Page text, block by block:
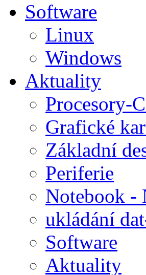
Software
Linux
Windows
Aktuality
Procesory-
Grafické
Základní
Periferie
Notebook -
ukládání
Software
Aktuality